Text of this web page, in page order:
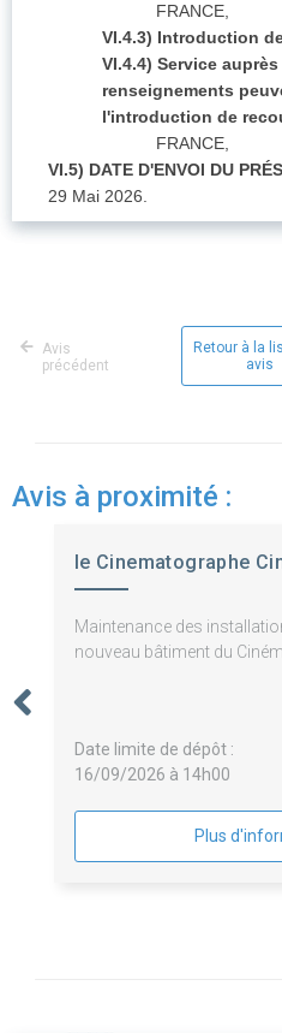
FRANCE,
VI.4.3) Introduction
VI.4.4) Service
renseignements
l'introduction de
FRANCE,
VI.5) DATE D'ENVOI DU
29 Mai 2026.
Avis
précédent
Retour à la
avis
Avis à proximité :
le Cinematographe
Maintenance des
nouveau bâtiment du
Date limite de dépôt :
16/09/2026 à 14h00
Plus